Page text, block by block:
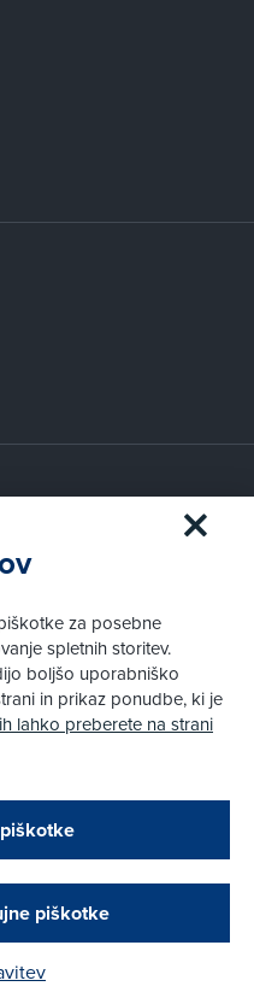
Zapri
€!
člani, ki boste v AMZS
boste prejeli
z dobroimetjem v višini
- videonadzor
sporov
sredstva:
za posebne
spletnih storitev.
boljšo uporabniško
in prikaz ponudbe, ki je
lahko preberete na strani
piškotke